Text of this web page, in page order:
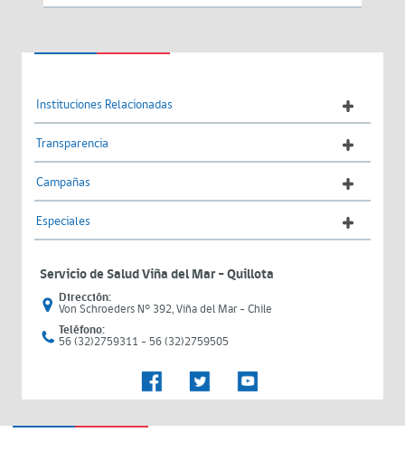
Instituciones Relacionadas
Transparencia
Campañas
Especiales
Servicio de Salud Viña del Mar – Quillota
Dirección:
Von Schroeders N° 392, Viña del Mar - Chile
Teléfono:
56 (32)2759311 - 56 (32)2759505